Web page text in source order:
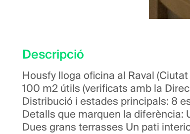
Descripció
Housfy lloga oficina al Raval
100 m2 útils (verificats amb la
Distribució i estades principals: 8
Detalls que marquen la diferència:
Dues grans terrasses Un pati